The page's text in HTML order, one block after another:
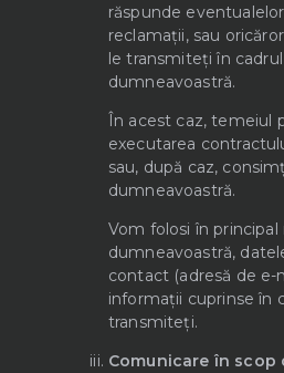
răspunde
reclamații, sau
le transmiteți în
dumneavoastră.
În acest caz, temeiul
executarea
sau, după caz,
dumneavoastră.
Vom folosi în
dumneavoastră,
contact (adresă de e-
informații cuprinse în
transmiteți.
Comunicare în scop